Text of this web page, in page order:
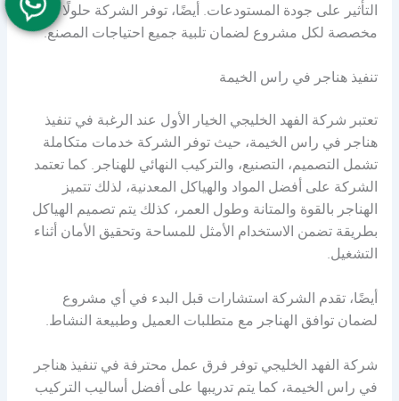
التأثير على جودة المستودعات. أيضًا، توفر الشركة حلولًا
مخصصة لكل مشروع لضمان تلبية جميع احتياجات المصنع.
تنفيذ هناجر في راس الخيمة
تعتبر شركة الفهد الخليجي الخيار الأول عند الرغبة في تنفيذ
هناجر في راس الخيمة، حيث توفر الشركة خدمات متكاملة
تشمل التصميم، التصنيع، والتركيب النهائي للهناجر. كما تعتمد
الشركة على أفضل المواد والهياكل المعدنية، لذلك تتميز
الهناجر بالقوة والمتانة وطول العمر، كذلك يتم تصميم الهياكل
بطريقة تضمن الاستخدام الأمثل للمساحة وتحقيق الأمان أثناء
التشغيل.
أيضًا، تقدم الشركة استشارات قبل البدء في أي مشروع
لضمان توافق الهناجر مع متطلبات العميل وطبيعة النشاط.
شركة الفهد الخليجي توفر فرق عمل محترفة في تنفيذ هناجر
في راس الخيمة، كما يتم تدريبها على أفضل أساليب التركيب